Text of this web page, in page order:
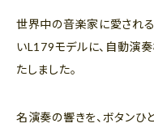
世界中の音楽家に愛され
いL179モデルに、自動演
たしました。
名演奏の響きを、ボタンひ